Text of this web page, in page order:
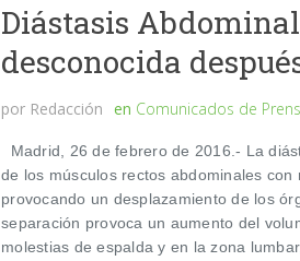
Diástasis
desconocida
por Redacción en Comunicados de
Madrid, 26 de febrero de 2016.- La
de los músculos rectos abdominales
provocando un desplazamiento de los
separación provoca un aumento del
molestias de espalda y en la zona